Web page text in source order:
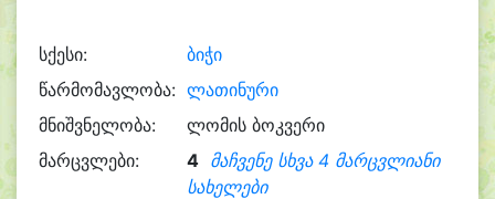
სქესი:
ბიჭი
წარმომავლობა: ლათინური
მნიშვნელობა:
ლომის ბოკვერი
მარცვლები:
4 მაჩვენე სხვა 4 მარცვლიანი
სახელები